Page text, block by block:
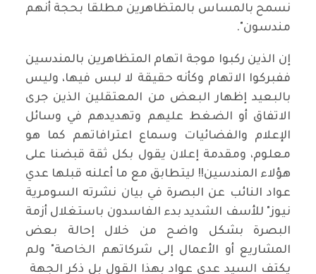
نسمح بالمساس بالمتظاهرين مطلقا بحجة أنهم
مندسون".
إن الذين ركبوا موجة اتهام المتظاهرين بالمندسين
ففبركوا الاتهام وكأنه حقيقة لا لبس فيها، وليس
بالبعيد إظهار البعض من المعتقلين الذين جرى
الاتفاق أو الضغط عليهم وتهديدهم في وسائل
الإعلام والفضائيات وسماع اعترافاتهم كما هو
معلوم، ومقدمة إعلان يقول بكل ثقة قبضنا على
هؤلاء المندسين!! ليتطابق مع ما أعلنه قبلها عدي
عواد النائب عن البصرة في بيان نشرته السومرية
نيوز" للأسف الشديد بدء الفاسدون باستغلال أزمة
البصرة بشكل واضح من خلال إحالة بعض
المشاريع أو الأعمال إلى شركاتهم الخاصة" ولم
يكتف السيد عدي عواد بهذا القول بل ذكر الجهة